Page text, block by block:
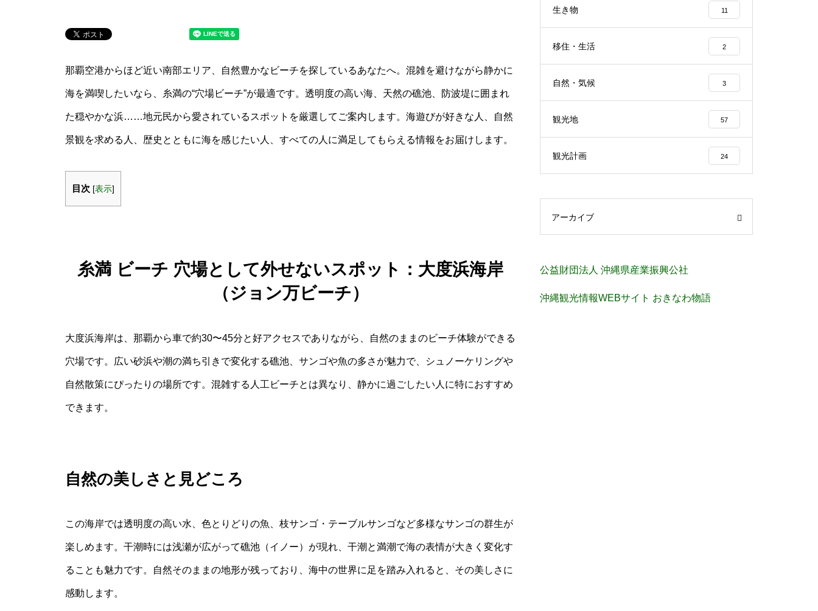
那覇空港からほど近い南部エリア、自然豊かなビーチを探しているあなたへ。混雑を避けながら静かに
海を満喫したいなら、糸満の“穴場ビーチ”が最適です。透明度の高い海、天然の礁池、防波堤に囲まれ
た穏やかな浜……地元民から愛されているスポットを厳選してご案内します。海遊びが好きな人、自然
景観を求める人、歴史とともに海を感じたい人、すべての人に満足してもらえる情報をお届けします。
目次 [表示]
糸満 ビーチ 穴場として外せないスポット：大度浜海岸
（ジョン万ビーチ）
大度浜海岸は、那覇から車で約30〜45分と好アクセスでありながら、自然のままのビーチ体験ができる
穴場です。広い砂浜や潮の満ち引きで変化する礁池、サンゴや魚の多さが魅力で、シュノーケリングや
自然散策にぴったりの場所です。混雑する人工ビーチとは異なり、静かに過ごしたい人に特におすすめ
できます。
自然の美しさと見どころ
この海岸では透明度の高い水、色とりどりの魚、枝サンゴ・テーブルサンゴなど多様なサンゴの群生が
楽しめます。干潮時には浅瀬が広がって礁池（イノー）が現れ、干潮と満潮で海の表情が大きく変化す
ることも魅力です。自然そのままの地形が残っており、海中の世界に足を踏み入れると、その美しさに
感動します。
生き物 11
移住・生活 2
自然・気候 3
観光地 57
観光計画 24
アーカイブ
公益財団法人 沖縄県産業振興公社
沖縄観光情報WEBサイト おきなわ物語